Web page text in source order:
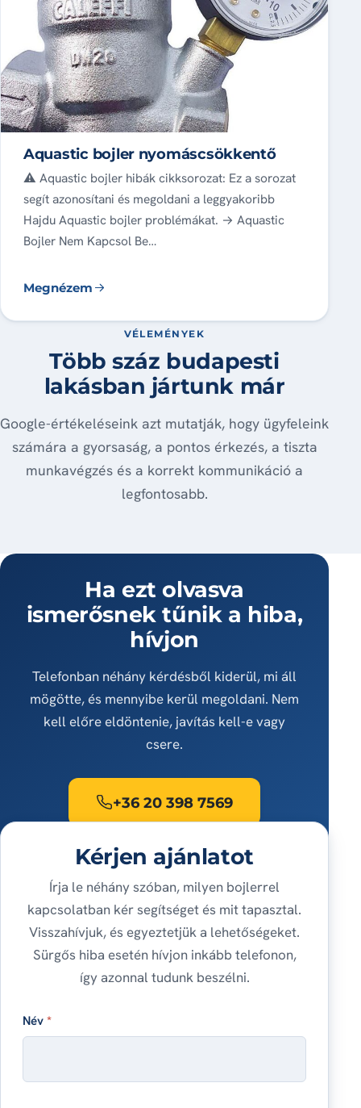
Aquastic bojler nyomáscsökkentő
⚠️ Aquastic bojler hibák cikksorozat: Ez a sorozat
segít azonosítani és megoldani a leggyakoribb
Hajdu Aquastic bojler problémákat. → Aquastic
Bojler Nem Kapcsol Be…
Megnézem
VÉLEMÉNYEK
Több száz budapesti
lakásban jártunk már
Google-értékeléseink azt mutatják, hogy ügyfeleink
számára a gyorsaság, a pontos érkezés, a tiszta
munkavégzés és a korrekt kommunikáció a
legfontosabb.
Ha ezt olvasva
ismerősnek tűnik a hiba,
hívjon
Telefonban néhány kérdésből kiderül, mi áll
mögötte, és mennyibe kerül megoldani. Nem
kell előre eldöntenie, javítás kell-e vagy
csere.
+36 20 398 7569
Kérjen ajánlatot
Írja le néhány szóban, milyen bojlerrel
kapcsolatban kér segítséget és mit tapasztal.
Visszahívjuk, és egyeztetjük a lehetőségeket.
Sürgős hiba esetén hívjon inkább telefonon,
így azonnal tudunk beszélni.
Név*